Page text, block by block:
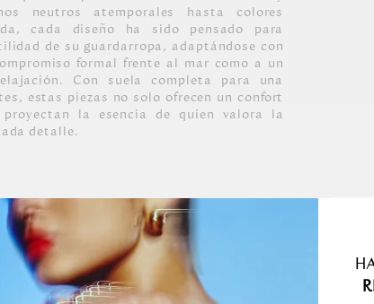
neutros atemporales hasta colores
cada diseño ha sido pensado para
de su guardarropa, adaptándose con
formal frente al mar como a un
Con suela completa para una
estas piezas no solo ofrecen un confort
proyectan la esencia de quien valora la
detalle.
MARROQUINERA SAS.